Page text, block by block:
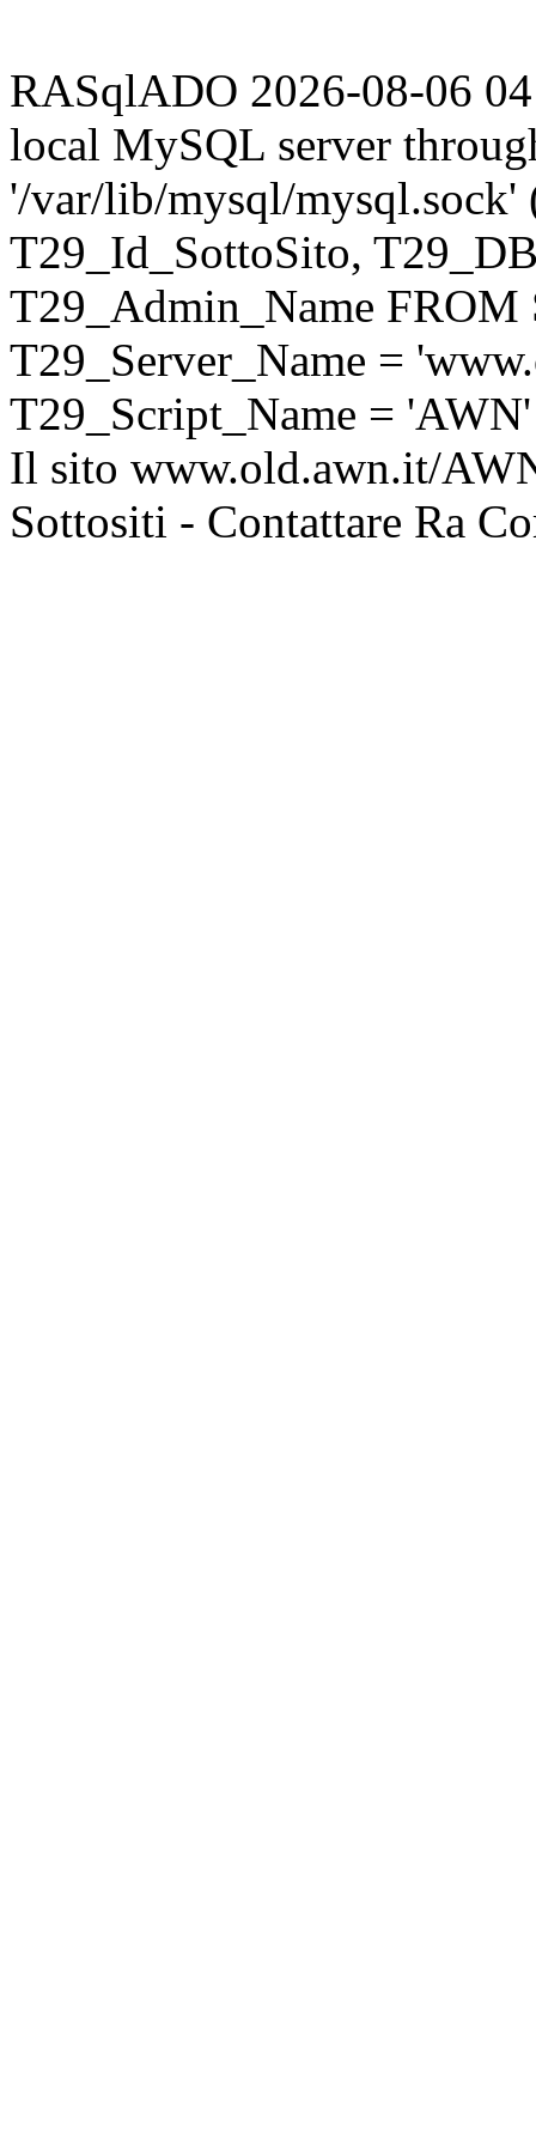
RASqlADO 2026-08-06
local MySQL server
'/var/lib/mysql/mysql.sock'
T29_Id_SottoSito,
T29_Admin_Name
T29_Server_Name =
T29_Script_Name = 'AWN'
Il sito www.old.awn.it/
Sottositi - Contattare Ra